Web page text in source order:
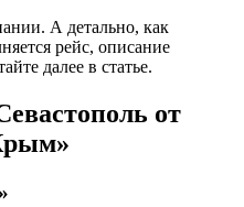
А детально, как
рейс, описание
далее в статье.
от